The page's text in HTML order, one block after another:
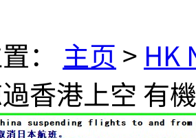
： 主页 > HK
香港上空 有